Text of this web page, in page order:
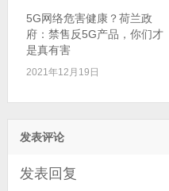
5G网络危害健康？荷兰政
府：禁售反5G产品，你们才
是真有害
2021年12月19日
发表评论
发表回复